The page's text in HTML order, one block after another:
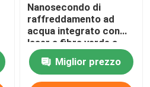
Nanosecondo di
raffreddamento ad
acqua integrato con
laser a fibra verde a
impulsi da 500 W
Miglior prezzo